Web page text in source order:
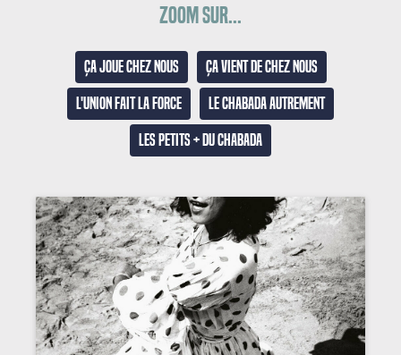
Zoom sur...
Ça joue chez nous
Ça vient de chez nous
L'union fait la force
Le Chabada autrement
Les petits + du Chabada